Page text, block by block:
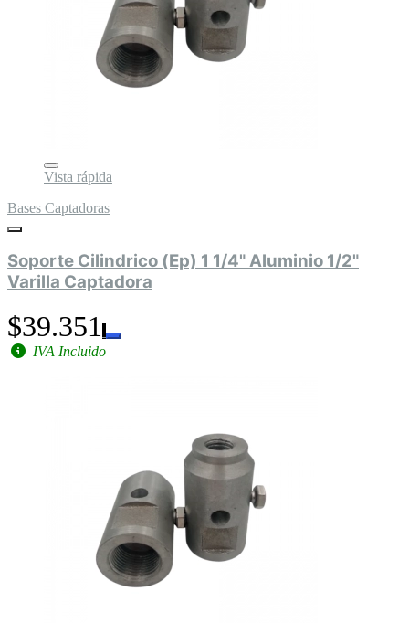
Vista rápida
Bases Captadoras
Soporte Cilindrico (Ep) 1 1/4" Aluminio 1/2"
Varilla Captadora
$39.351
IVA Incluido